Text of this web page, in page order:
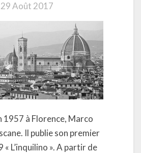
29 Août 2017
1957 à Florence, Marco
Il publie son premier
« L’inquilino ». A partir de